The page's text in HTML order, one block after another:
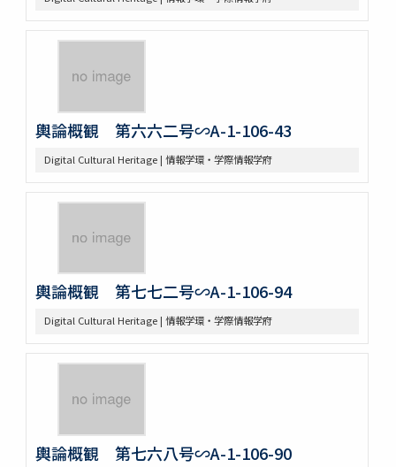
輿論概観 第六六二号∽A-1-106-43
Digital Cultural Heritage | 情報学環・学際情報学府
輿論概観 第七七二号∽A-1-106-94
Digital Cultural Heritage | 情報学環・学際情報学府
輿論概観 第七六八号∽A-1-106-90